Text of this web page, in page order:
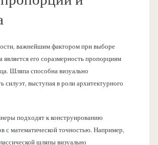
важнейшим фактором при выборе
является его соразмерность пропорциям
Шляпа способна визуально
силуэт, выступая в роли архитектурного
подходят к конструированию
с математической точностью. Например,
шляпы визуально